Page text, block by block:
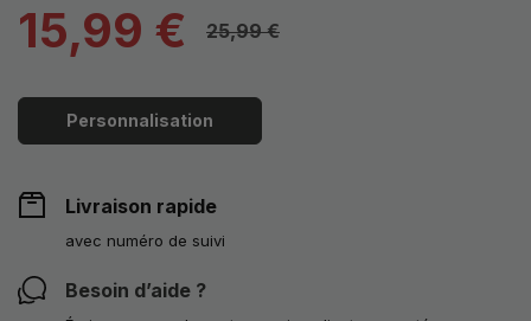
15,99 € 25,99 €
Personnalisation
Livraison rapide
avec numéro de suivi
Besoin d’aide ?